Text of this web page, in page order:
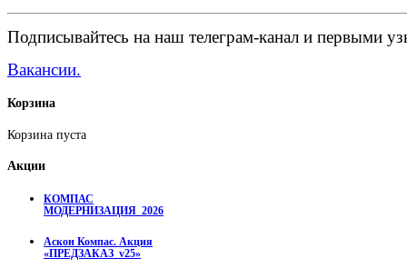
Подписывайтесь на наш телеграм-канал и первыми
Вакансии.
Корзина
Корзина пуста
Акции
КОМПАС
МОДЕРНИЗАЦИЯ_2026
Аскон Компас. Акция
«ПРЕДЗАКАЗ_v25»